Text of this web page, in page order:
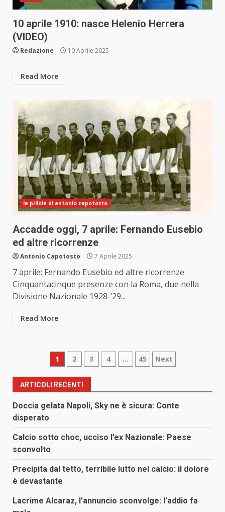
10 aprile 1910: nasce Helenio Herrera
(VIDEO)
Redazione 10 Aprile 2025
Read More
le pillole di antonio capotosto
Accadde oggi, 7 aprile: Fernando Eusebio
ed altre ricorrenze
Antonio Capotosto 7 Aprile 2025
7 aprile: Fernando Eusebio ed altre ricorrenze
Cinquantacinque presenze con la Roma, due nella
Divisione Nazionale 1928-’29...
Read More
Paginazione
degli
articoli
1 2 3 4 … 45 Next
ARTICOLI RECENTI
Doccia gelata Napoli, Sky ne è sicura: Conte
disperato
Calcio sotto choc, ucciso l’ex Nazionale: Paese
sconvolto
Precipita dal tetto, terribile lutto nel calcio: il dolore
è devastante
Lacrime Alcaraz, l’annuncio sconvolge: l’addio fa